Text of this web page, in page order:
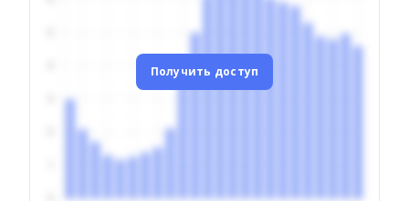
Получить доступ